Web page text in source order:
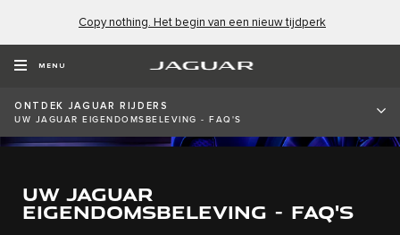
Copy nothing. Het begin van een nieuw tijdperk
MENU
ONTDEK JAGUAR RIJDERS
UW JAGUAR EIGENDOMSBELEVING - FAQ'S
UW JAGUAR
EIGENDOMSBELEVING - FAQ'S